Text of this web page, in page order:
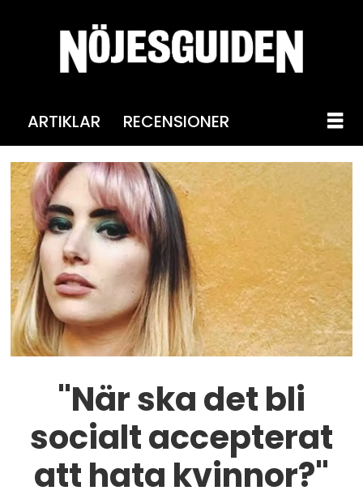
ARTIKLAR RECENSIONER
"När ska det bli
socialt accepterat
att hata kvinnor?"